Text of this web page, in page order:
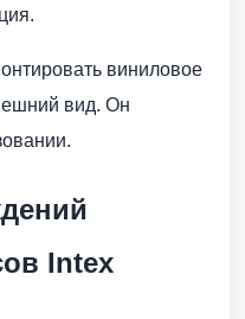
виниловое
вид. Он
Intex